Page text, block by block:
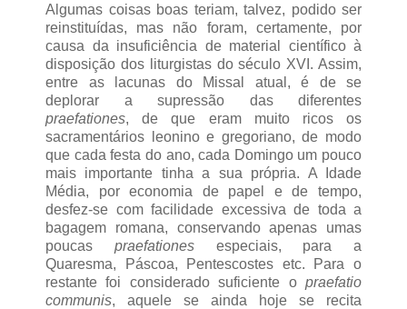
Algumas coisas boas teriam, talvez, podido ser
reinstituídas, mas não foram, certamente, por
causa da insuficiência de material científico à
disposição dos liturgistas do século XVI. Assim,
entre as lacunas do Missal atual, é de se
deplorar a supressão das diferentes
praefationes, de que eram muito ricos os
sacramentários leonino e gregoriano, de modo
que cada festa do ano, cada Domingo um pouco
mais importante tinha a sua própria. A Idade
Média, por economia de papel e de tempo,
desfez-se com facilidade excessiva de toda a
bagagem romana, conservando apenas umas
poucas praefationesespeciais, para a
Quaresma, Páscoa, Pentescostes etc. Para o
restante foi considerado suficiente o praefatio
communis, aquele se ainda hoje se recita